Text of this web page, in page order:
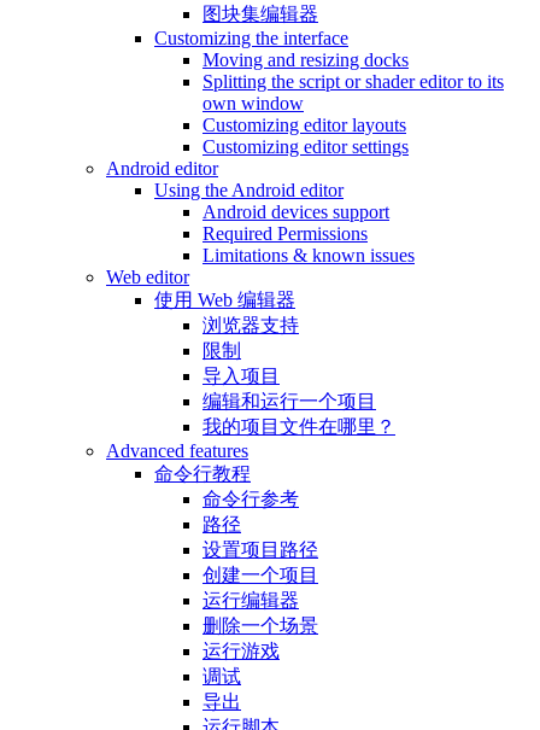
图块集编辑器
Customizing the interface
Moving and resizing docks
Splitting the script or shader editor to its
own window
Customizing editor layouts
Customizing editor settings
Android editor
Using the Android editor
Android devices support
Required Permissions
Limitations & known issues
Web editor
使用 Web 编辑器
浏览器支持
限制
导入项目
编辑和运行一个项目
我的项目文件在哪里？
Advanced features
命令行教程
命令行参考
路径
设置项目路径
创建一个项目
运行编辑器
删除一个场景
运行游戏
调试
导出